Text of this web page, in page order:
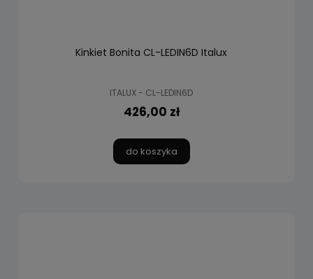
Kinkiet Bonita CL-LEDIN6D Italux
ITALUX - CL-LEDIN6D
426,00 zł
do koszyka